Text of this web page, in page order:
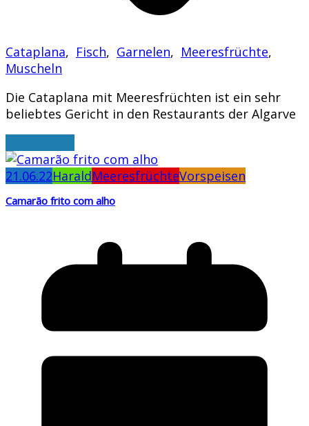
Cataplana, Fisch, Garnelen, Meeresfrüchte,
Muscheln
Die Cataplana mit Meeresfrüchten ist ein sehr
beliebtes Gericht in den Restaurants der Algarve
21.06.22HaraldMeeresfrüchteVorspeisen
Camarão frito com alho